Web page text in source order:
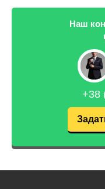
Наш
+38